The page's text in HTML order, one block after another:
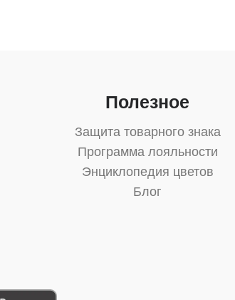
Полезное
Защита товарного знака
Программа лояльности
Энциклопедия цветов
Блог